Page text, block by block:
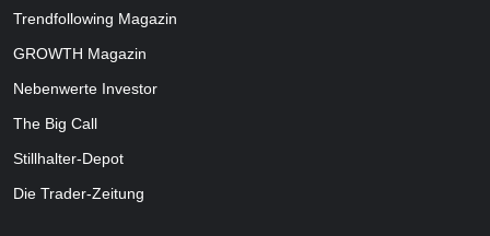
Trendfollowing Magazin
GROWTH Magazin
Nebenwerte Investor
The Big Call
Stillhalter-Depot
Die Trader-Zeitung